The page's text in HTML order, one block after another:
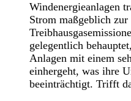
Windenergieanlagen
Strom maßgeblich
gelegentlich
Anlagen mit einem
einhergeht, was ihre
beeinträchtigt. Trifft